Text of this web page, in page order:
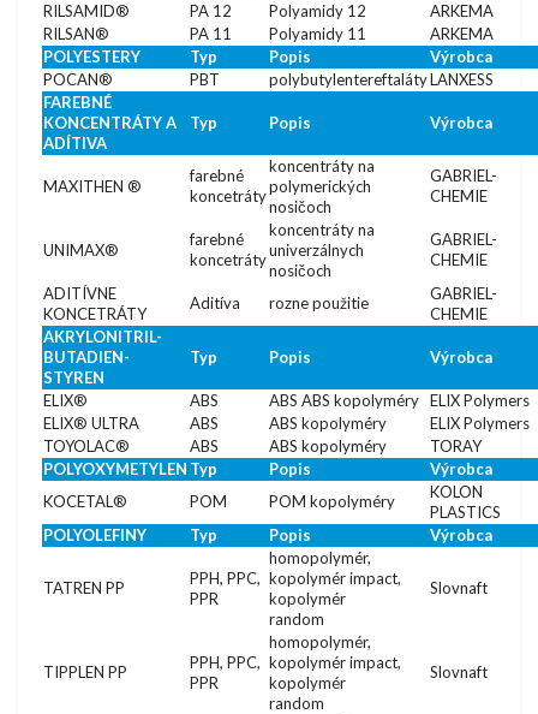
RILSAMID®
PA 12 Polyamidy 12
ARKEMA
RILSAN®
PA 11 Polyamidy 11
ARKEMA
POLYESTERY
Typ Popis
Výrobca
POCAN®
PBT polybutylentereftalátyLANXESS
FAREBNÉ
KONCENTRÁTY A
ADÍTIVA
Typ Popis Výrobca
MAXITHEN ®
farebné
koncetráty
koncentráty na
polymerických
nosičoch
GABRIEL-
CHEMIE
UNIMAX®
farebné
koncetráty
koncentráty na
univerzálnych
nosičoch
GABRIEL-
CHEMIE
ADITÍVNE
KONCETRÁTY
Aditíva rozne použitie
GABRIEL-
CHEMIE
AKRYLONITRIL-
BUTADIEN-
STYREN
Typ Popis Výrobca
ELIX® ABS ABS ABS kopolyméry ELIX Polymers
ELIX® ULTRA
ABS ABS kopolyméry
ELIX Polymers
TOYOLAC®
ABS ABS kopolyméry
TORAY
POLYOXYMETYLEN Typ Popis
Výrobca
KOCETAL®
POM POM kopolyméry
KOLON
PLASTICS
POLYOLEFINY
Typ Popis Výrobca
TATREN PP
PPH, PPC,
PPR
homopolymér,
kopolymér impact,
kopolymér
random
Slovnaft
TIPPLEN PP
PPH, PPC,
PPR
homopolymér,
kopolymér impact,
kopolymér
random
Slovnaft